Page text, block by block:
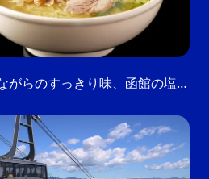
昔ながらのすっきり味、函館の塩ラーメン